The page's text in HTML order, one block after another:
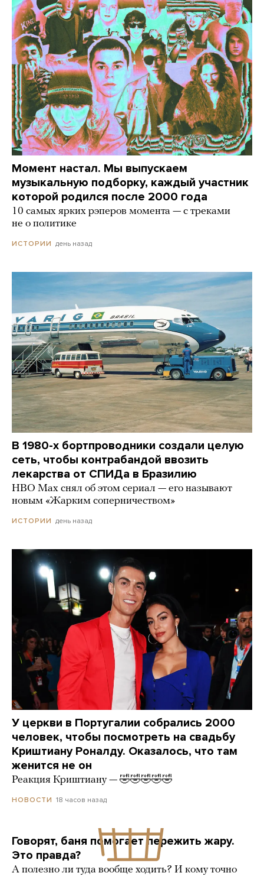
Момент настал. Мы выпускаем
музыкальную подборку, каждый участник
которой родился после 2000 года
10 самых ярких рэперов момента — с треками
не о политике
ИСТОРИИ день назад
В 1980-х бортпроводники создали целую
сеть, чтобы контрабандой ввозить
лекарства от СПИДа в Бразилию
HBO Max снял об этом сериал — его называют
новым «Жарким соперничеством»
ИСТОРИИ день назад
У церкви в Португалии собрались 2000
человек, чтобы посмотреть на свадьбу
Криштиану Роналду. Оказалось, что там
женится не он
Реакция Криштиану — 🤣🤣🤣🤣🤣
НОВОСТИ 18 часов назад
Говорят, баня помогает пережить жару.
Это правда?
А полезно ли туда вообще ходить? И кому точно